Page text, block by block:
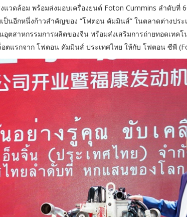
แวดล้อม พร้อมส่งมอบเครื่องยนต์ Foton Cummins ลำดับที่
ป็นอีกหนึ่งก้าวสำคัญของ “โฟตอน คัมมินส์” ในตลาดต่างป
อุตสาหกรรมการผลิตของจีน พร้อมส่งเสริมการถ่ายทอดเท
อตแรกจาก โฟตอน คัมมินส์ ประเทศไทย ให้กับ โฟตอน ซีพี